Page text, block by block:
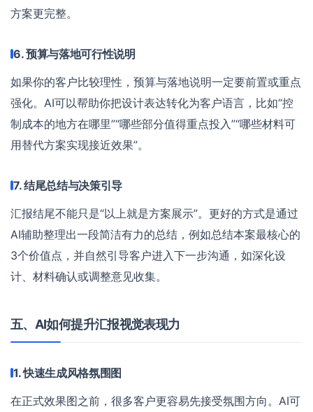
方案更完整。
6. 预算与落地可行性说明
如果你的客户比较理性，预算与落地说明一定要前置或重点
强化。AI可以帮助你把设计表达转化为客户语言，比如“控
制成本的地方在哪里”“哪些部分值得重点投入”“哪些材料可
用替代方案实现接近效果”。
7. 结尾总结与决策引导
汇报结尾不能只是“以上就是方案展示”。更好的方式是通过
AI辅助整理出一段简洁有力的总结，例如总结本案最核心的
3个价值点，并自然引导客户进入下一步沟通，如深化设
计、材料确认或调整意见收集。
五、AI如何提升汇报视觉表现力
1. 快速生成风格氛围图
在正式效果图之前，很多客户更容易先接受氛围方向。AI可